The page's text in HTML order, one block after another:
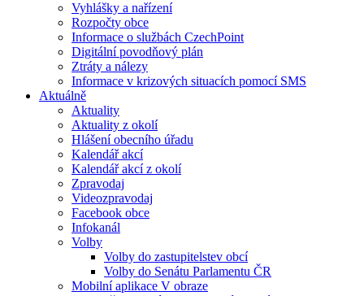
Vyhlášky a nařízení
Rozpočty obce
Informace o službách CzechPoint
Digitální povodňový plán
Ztráty a nálezy
Informace v krizových situacích pomocí SMS
Aktuálně
Aktuality
Aktuality z okolí
Hlášení obecního úřadu
Kalendář akcí
Kalendář akcí z okolí
Zpravodaj
Videozpravodaj
Facebook obce
Infokanál
Volby
Volby do zastupitelstev obcí
Volby do Senátu Parlamentu ČR
Mobilní aplikace V obraze